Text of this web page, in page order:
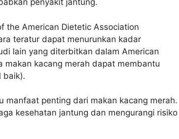
penyakit jantung.
the American Dietetic Association
teratur dapat menurunkan kadar
lain yang diterbitkan dalam American
kacang merah dapat membantu
baik).
manfaat penting dari makan kacang merah.
kesehatan jantung dan mengurangi risiko